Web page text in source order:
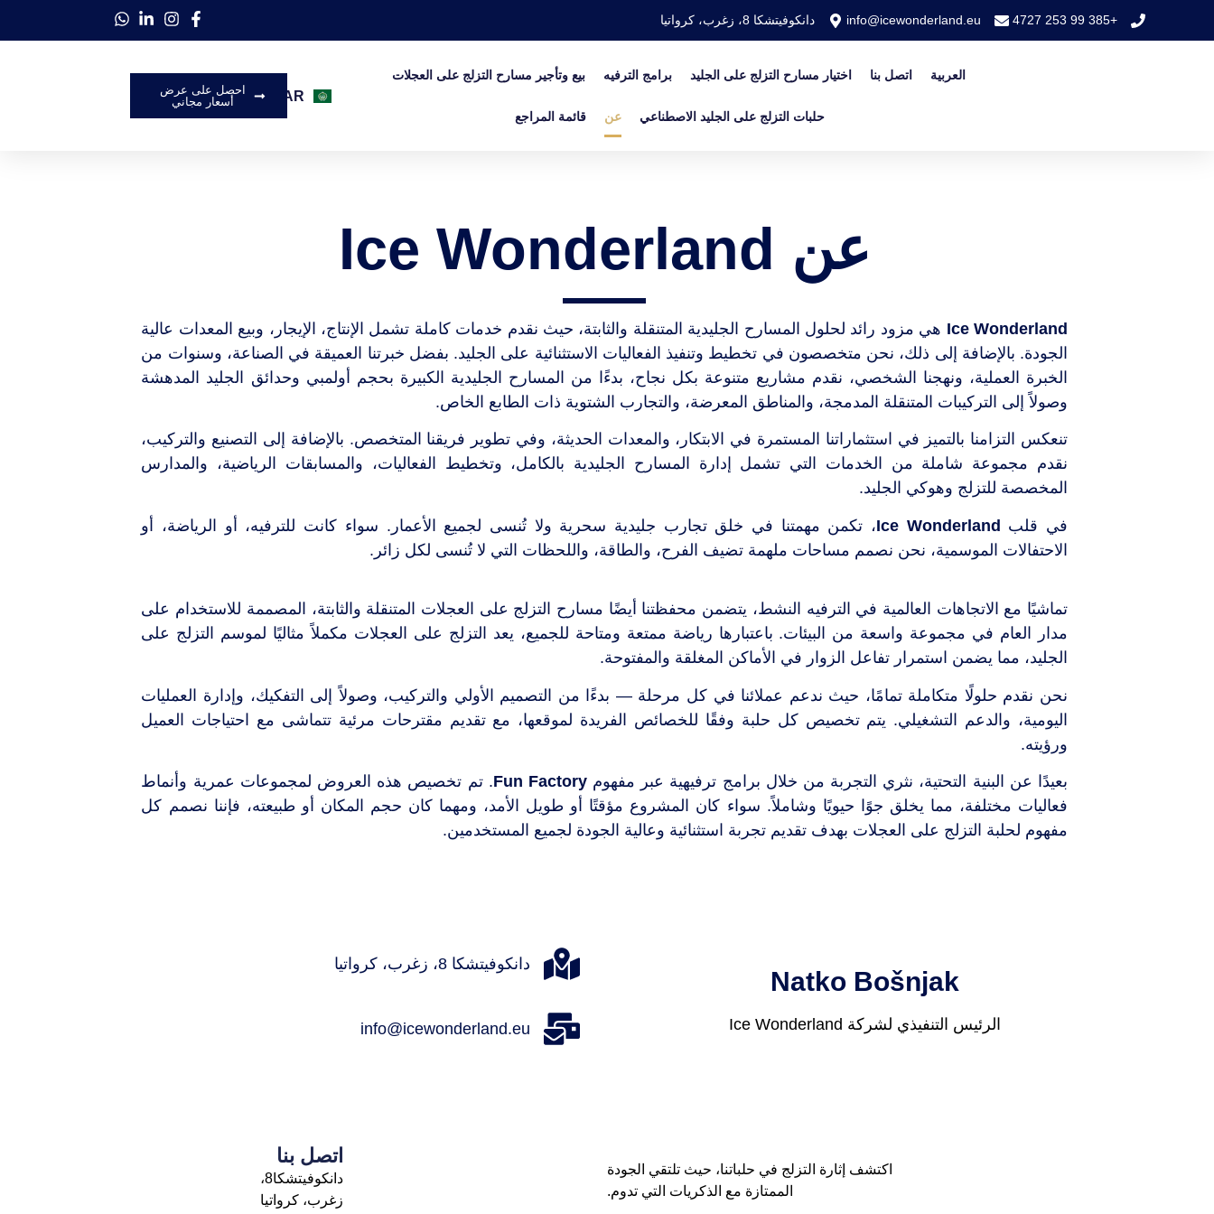
+385 99 253 4727
info@icewonderland.eu دانكوفيتشكا 8، زغرب، كرواتيا
العربية اتصل بنا اختيار مسارح التزلج على الجليد برامج الترفيه بيع وتأجير مسارح التزلج على العجلات
حلبات التزلج على الجليد الاصطناعي عن قائمة المراجع
AR
EN
احصل على عرض
أسعار مجاني
عن Ice Wonderland
Ice Wonderland هي مزود رائد لحلول المسارح الجليدية المتنقلة والثابتة، حيث نقدم خدمات كاملة تشمل الإنتاج، الإيجار، وبيع المعدات عالية
الجودة. بالإضافة إلى ذلك، نحن متخصصون في تخطيط وتنفيذ الفعاليات الاستثنائية على الجليد. بفضل خبرتنا العميقة في الصناعة، وسنوات من
الخبرة العملية، ونهجنا الشخصي، نقدم مشاريع متنوعة بكل نجاح، بدءًا من المسارح الجليدية الكبيرة بحجم أولمبي وحدائق الجليد المدهشة
وصولاً إلى التركيبات المتنقلة المدمجة، والمناطق المعرضة، والتجارب الشتوية ذات الطابع الخاص.
تنعكس التزامنا بالتميز في استثماراتنا المستمرة في الابتكار، والمعدات الحديثة، وفي تطوير فريقنا المتخصص. بالإضافة إلى التصنيع والتركيب،
نقدم مجموعة شاملة من الخدمات التي تشمل إدارة المسارح الجليدية بالكامل، وتخطيط الفعاليات، والمسابقات الرياضية، والمدارس
المخصصة للتزلج وهوكي الجليد.
في قلب Ice Wonderland، تكمن مهمتنا في خلق تجارب جليدية سحرية ولا تُنسى لجميع الأعمار. سواء كانت للترفيه، أو الرياضة، أو
الاحتفالات الموسمية، نحن نصمم مساحات ملهمة تضيف الفرح، والطاقة، واللحظات التي لا تُنسى لكل زائر.
تماشيًا مع الاتجاهات العالمية في الترفيه النشط، يتضمن محفظتنا أيضًا مسارح التزلج على العجلات المتنقلة والثابتة، المصممة للاستخدام على
مدار العام في مجموعة واسعة من البيئات. باعتبارها رياضة ممتعة ومتاحة للجميع، يعد التزلج على العجلات مكملاً مثاليًا لموسم التزلج على
الجليد، مما يضمن استمرار تفاعل الزوار في الأماكن المغلقة والمفتوحة.
نحن نقدم حلولًا متكاملة تمامًا، حيث ندعم عملائنا في كل مرحلة — بدءًا من التصميم الأولي والتركيب، وصولاً إلى التفكيك، وإدارة العمليات
اليومية، والدعم التشغيلي. يتم تخصيص كل حلبة وفقًا للخصائص الفريدة لموقعها، مع تقديم مقترحات مرئية تتماشى مع احتياجات العميل
ورؤيته.
بعيدًا عن البنية التحتية، نثري التجربة من خلال برامج ترفيهية عبر مفهومFun Factory. تم تخصيص هذه العروض لمجموعات عمرية وأنماط
فعاليات مختلفة، مما يخلق جوًا حيويًا وشاملاً. سواء كان المشروع مؤقتًا أو طويل الأمد، ومهما كان حجم المكان أو طبيعته، فإننا نصمم كل
مفهوم لحلبة التزلج على العجلات بهدف تقديم تجربة استثنائية وعالية الجودة لجميع المستخدمين.
Natko Bošnjak
الرئيس التنفيذي لشركة Ice Wonderland
دانكوفيتشكا 8، زغرب، كرواتيا
info@icewonderland.eu
اكتشف إثارة التزلج في حلباتنا، حيث تلتقي الجودة
الممتازة مع الذكريات التي تدوم.
اتصل بنا
دانكوفيتشكا8،
زغرب، كرواتيا